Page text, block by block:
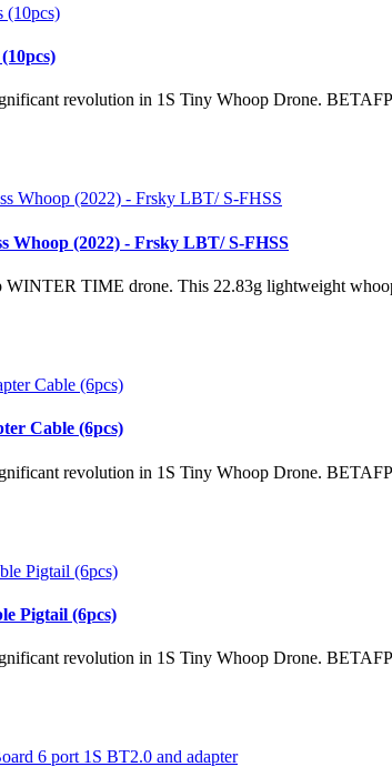
revolution in 1S Tiny Whoop Drone.
Whoop (2022) - Frsky LBT/ S-FHSS
WINTER TIME drone. This 22.83g lightweight
Cable (6pcs)
revolution in 1S Tiny Whoop Drone.
Pigtail (6pcs)
revolution in 1S Tiny Whoop Drone.